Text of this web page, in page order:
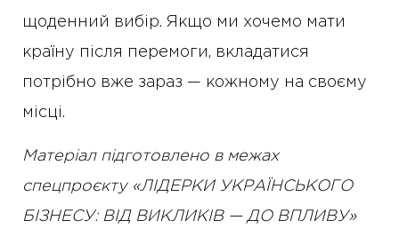
щоденний вибір. Якщо ми хочемо мати
країну після перемоги, вкладатися
потрібно вже зараз — кожному на своєму
місці.
Матеріал підготовлено в межах
спецпроєкту «ЛІДЕРКИ УКРАЇНСЬКОГО
БІЗНЕСУ: ВІД ВИКЛИКІВ — ДО ВПЛИВУ»